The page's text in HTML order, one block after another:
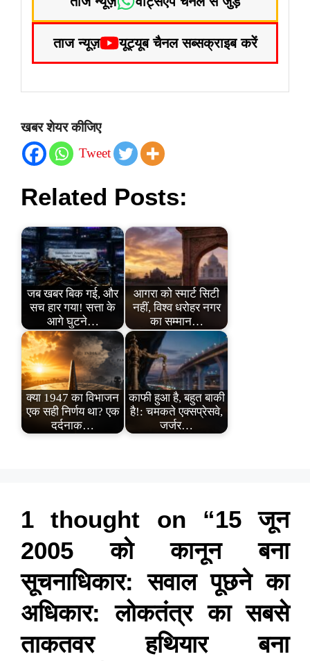
ताज न्यूज़ यूट्यूब चैनल सब्सक्राइब करें
खबर शेयर कीजिए
Tweet
Related Posts:
जब खबर बिक गई, और
सच हार गया! सत्ता के
आगे घुटने…
आगरा को स्मार्ट सिटी
नहीं, विश्व धरोहर नगर
का सम्मान…
क्या 1947 का विभाजन
एक सही निर्णय था? एक
दर्दनाक…
काफी हुआ है, बहुत बाकी
है!: चमकते एक्सप्रेसवे,
जर्जर…
1 thought on “15 जून
2005 को कानून बना
सूचनाधिकार: सवाल पूछने का
अधिकार: लोकतंत्र का सबसे
ताकतवर हथियार बना